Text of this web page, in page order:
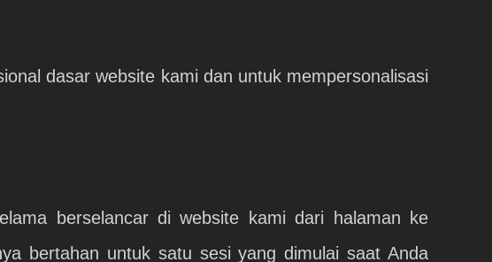
dasar website kami dan untuk mempersonalisasi
berselancar di website kami dari halaman ke
bertahan untuk satu sesi yang dimulai saat Anda